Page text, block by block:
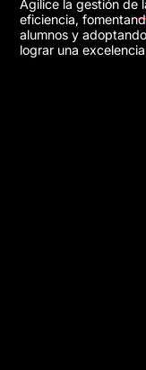
Agilice la gestión de
eficiencia,
alumnos y
lograr una